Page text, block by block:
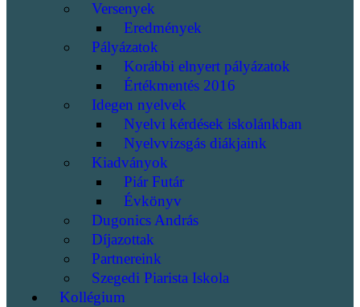
Versenyek
Eredmények
Pályázatok
Korábbi elnyert pályázatok
Értékmentés 2016
Idegen nyelvek
Nyelvi kérdések iskolánkban
Nyelvvizsgás diákjaink
Kiadványok
Piár Futár
Évkönyv
Dugonics András
Díjazottak
Partnereink
Szegedi Piarista Iskola
Kollégium